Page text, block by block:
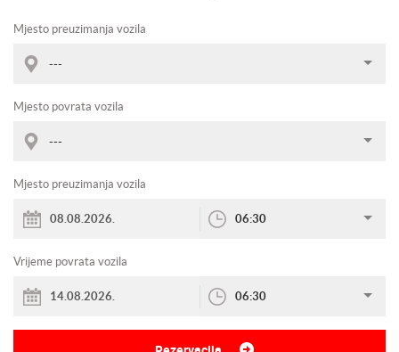
Mjesto preuzimanja vozila
---
Mjesto povrata vozila
---
Mjesto preuzimanja vozila
06:30
Vrijeme povrata vozila
06:30